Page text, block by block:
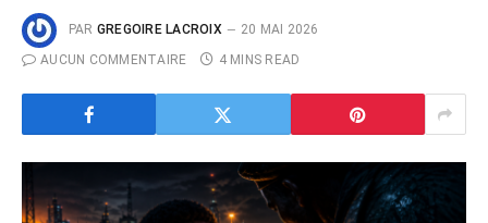
PAR GREGOIRE LACROIX
20 MAI 2026
AUCUN COMMENTAIRE
4 MINS READ